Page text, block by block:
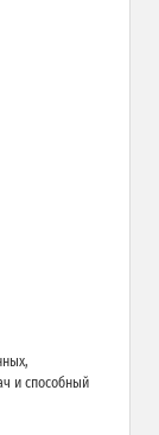
и способный